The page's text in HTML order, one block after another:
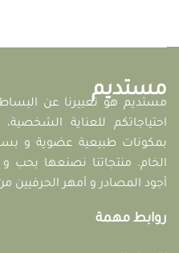
مستديم
مستديم هو تعبيرنا عن
احتياجاتكم للعناية
بمكونات طبيعية عضوية و
الخام. منتجاتنا نصنعها بحب
أجود المصادر و أمهر الحرفيين
روابط مهمة